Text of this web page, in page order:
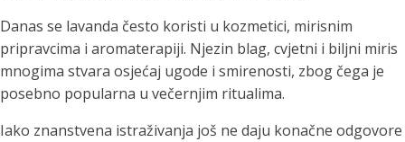
Danas se lavanda često koristi u kozmetici, mirisnim
pripravcima i aromaterapiji. Njezin blag, cvjetni i biljni miris
mnogima stvara osjećaj ugode i smirenosti, zbog čega je
posebno popularna u večernjim ritualima.
Iako znanstvena istraživanja još ne daju konačne odgovore